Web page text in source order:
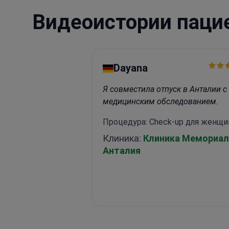
Видеоистории
Dayana
Я совместила отпуск в Анталии с
медицинским обследованием.
Процедура: Check-up для
Клиника: Клиника Мемориал
Анталия